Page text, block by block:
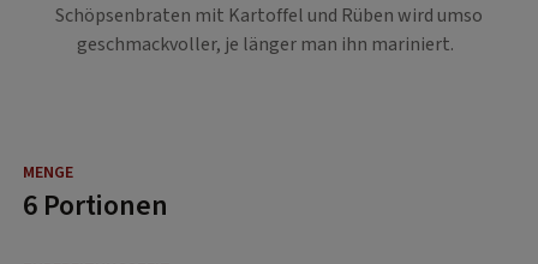
Schöpsenbraten mit Kartoffel und Rüben wird umso
geschmackvoller, je länger man ihn mariniert.
6 Portionen